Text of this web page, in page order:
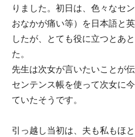
りました。初日は、色々なセ
おなかが痛い等）を日本語と
したが、とても役に立つとあ
た。
先生は次女が言いたいことが
センテンス帳を使って次女に
ていたそうです。
引っ越し当初は、夫も私もほ